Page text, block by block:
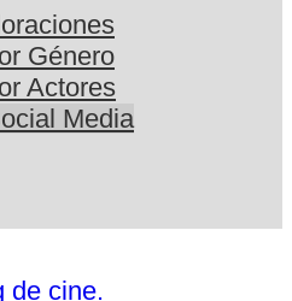
Género
Actores
Media